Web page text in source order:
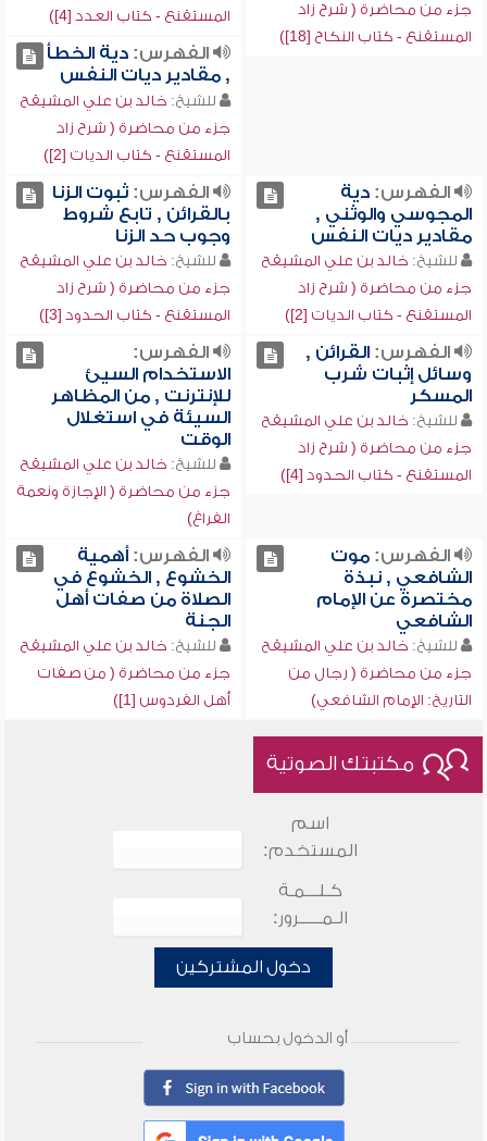
جزء من محاضرة ( شرح زاد
المستقنع - كتاب النكاح [18])
المستقنع - كتاب العدد [4])
الفهرس:دية الخطأ
, مقادير ديات النفس
للشيخ: خالد بن علي المشيقح
جزء من محاضرة ( شرح زاد
المستقنع - كتاب الديات [2])
الفهرس:دية
المجوسي والوثني ,
مقادير ديات النفس
للشيخ: خالد بن علي المشيقح
جزء من محاضرة ( شرح زاد
المستقنع - كتاب الديات [2])
الفهرس:ثبوت الزنا
بالقرائن , تابع شروط
وجوب حد الزنا
للشيخ: خالد بن علي المشيقح
جزء من محاضرة ( شرح زاد
المستقنع - كتاب الحدود [3])
الفهرس:القرائن ,
وسائل إثبات شرب
المسكر
للشيخ: خالد بن علي المشيقح
جزء من محاضرة ( شرح زاد
المستقنع - كتاب الحدود [4])
الفهرس:
الاستخدام السيئ
للإنترنت , من المظاهر
السيئة في استغلال
الوقت
للشيخ: خالد بن علي المشيقح
جزء من محاضرة ( الإجازة ونعمة
الفراغ)
الفهرس:موت
الشافعي , نبذة
مختصرة عن الإمام
الشافعي
للشيخ: خالد بن علي المشيقح
جزء من محاضرة ( رجال من
التاريخ: الإمام الشافعي)
الفهرس:أهمية
الخشوع , الخشوع في
الصلاة من صفات أهل
الجنة
للشيخ: خالد بن علي المشيقح
جزء من محاضرة ( من صفات
أهل الفردوس [1])
مكتبتك الصوتية
اسم
المستخدم:
كـلـــمـة
الـمـــــرور:
دخول المشتركين
أو الدخول بحساب